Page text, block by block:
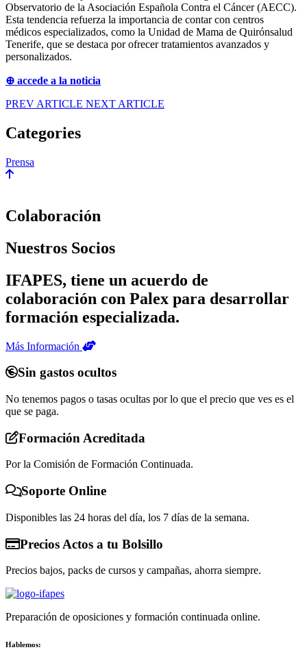
Observatorio de la Asociación Española Contra el Cáncer (AECC).
Esta tendencia refuerza la importancia de contar con centros
médicos especializados, como la Unidad de Mama de Quirónsalud
Tenerife, que se destaca por ofrecer tratamientos avanzados y
personalizados.
⊕ accede a la noticia
PREV ARTICLE NEXT ARTICLE
Categories
Prensa
Colaboración
Nuestros Socios
IFAPES, tiene un acuerdo de
colaboración con Palex para desarrollar
formación especializada.
Más Información
Sin gastos ocultos
No tenemos pagos o tasas ocultas por lo que el precio que ves es el
que se paga.
Formación Acreditada
Por la Comisión de Formación Continuada.
Soporte Online
Disponibles las 24 horas del día, los 7 días de la semana.
Precios Actos a tu Bolsillo
Precios bajos, packs de cursos y campañas, ahorra siempre.
Preparación de oposiciones y formación continuada online.
Hablemos: